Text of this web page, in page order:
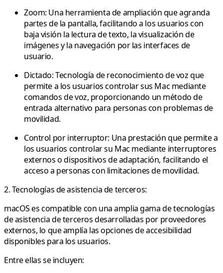
Zoom: Una herramienta de ampliación que agranda
partes de la pantalla, facilitando a los usuarios con
baja visión la lectura de texto, la visualización de
imágenes y la navegación por las interfaces de
usuario.
Dictado:Tecnología de reconocimiento de voz que
permite a los usuarios controlar sus Mac mediante
comandos de voz, proporcionando un método de
entrada alternativo para personas con problemas de
movilidad.
Control por interruptor: Una prestación que permite a
los usuarios controlar su Mac mediante interruptores
externos o dispositivos de adaptación, facilitando el
acceso a personas con limitaciones de movilidad.
2. Tecnologías de asistencia de terceros:
macOS es compatible con una amplia gama de tecnologías
de asistencia de terceros desarrolladas por proveedores
externos, lo que amplía las opciones de accesibilidad
disponibles para los usuarios.
Entre ellas se incluyen: